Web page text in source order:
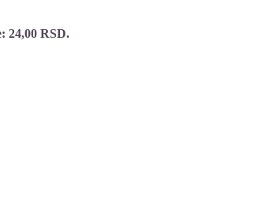
24,00 RSD.